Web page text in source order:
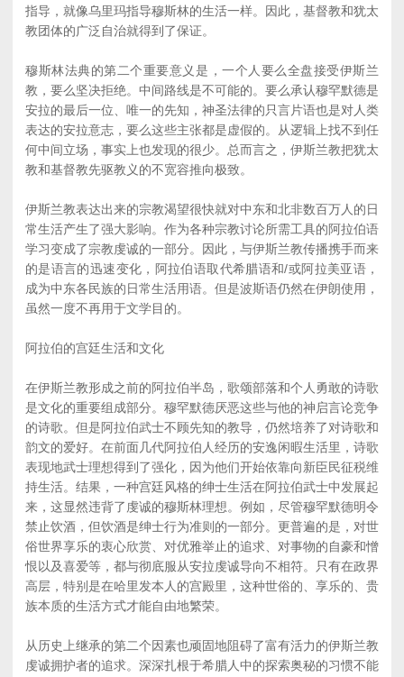
指导，就像乌里玛指导穆斯林的生活一样。因此，基督教和犹太
教团体的广泛自治就得到了保证。
穆斯林法典的第二个重要意义是，一个人要么全盘接受伊斯兰
教，要么坚决拒绝。中间路线是不可能的。要么承认穆罕默德是
安拉的最后一位、唯一的先知，神圣法律的只言片语也是对人类
表达的安拉意志，要么这些主张都是虚假的。从逻辑上找不到任
何中间立场，事实上也发现的很少。总而言之，伊斯兰教把犹太
教和基督教先驱教义的不宽容推向极致。
伊斯兰教表达出来的宗教渴望很快就对中东和北非数百万人的日
常生活产生了强大影响。作为各种宗教讨论所需工具的阿拉伯语
学习变成了宗教虔诚的一部分。因此，与伊斯兰教传播携手而来
的是语言的迅速变化，阿拉伯语取代希腊语和/或阿拉美亚语，
成为中东各民族的日常生活用语。但是波斯语仍然在伊朗使用，
虽然一度不再用于文学目的。
阿拉伯的宫廷生活和文化
在伊斯兰教形成之前的阿拉伯半岛，歌颂部落和个人勇敢的诗歌
是文化的重要组成部分。穆罕默德厌恶这些与他的神启言论竞争
的诗歌。但是阿拉伯武士不顾先知的教导，仍然培养了对诗歌和
韵文的爱好。在前面几代阿拉伯人经历的安逸闲暇生活里，诗歌
表现地武士理想得到了强化，因为他们开始依靠向新臣民征税维
持生活。结果，一种宫廷风格的绅士生活在阿拉伯武士中发展起
来，这显然违背了虔诚的穆斯林理想。例如，尽管穆罕默德明令
禁止饮酒，但饮酒是绅士行为准则的一部分。更普遍的是，对世
俗世界享乐的衷心欣赏、对优雅举止的追求、对事物的自豪和憎
恨以及喜爱等，都与彻底服从安拉虔诚导向不相符。只有在政界
高层，特别是在哈里发本人的宫殿里，这种世俗的、享乐的、贵
族本质的生活方式才能自由地繁荣。
从历史上继承的第二个因素也顽固地阻碍了富有活力的伊斯兰教
虔诚拥护者的追求。深深扎根于希腊人中的探索奥秘的习惯不能